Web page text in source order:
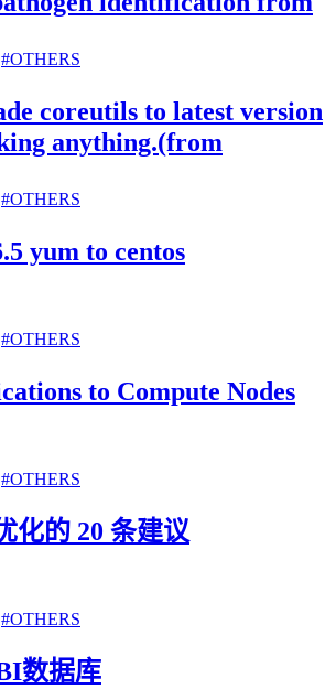
#OTHERS
coreutils to latest version
anything.(from
#OTHERS
yum to centos
#OTHERS
to Compute Nodes
#OTHERS
化的 20 条建议
#OTHERS
数据库